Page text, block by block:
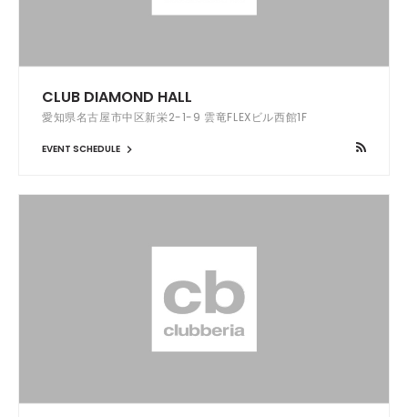
CLUB DIAMOND HALL
愛知県名古屋市中区新栄2-1-9 雲竜FLEXビル西館1F
EVENT SCHEDULE